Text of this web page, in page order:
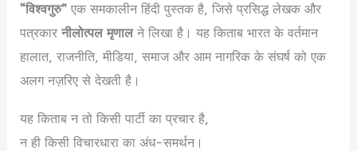
“विश्वगुरु” एक समकालीन हिंदी पुस्तक है, जिसे प्रसिद्ध लेखक और
पत्रकारनीलोत्पल मृणालने लिखा है। यह किताब भारत के वर्तमान
हालात, राजनीति, मीडिया, समाज और आम नागरिक के संघर्ष को एक
अलग नज़रिए से देखती है।
यह किताब न तो किसी पार्टी का प्रचार है,
न ही किसी विचारधारा का अंध-समर्थन।